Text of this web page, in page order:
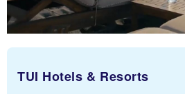
TUI Hotels & Resorts